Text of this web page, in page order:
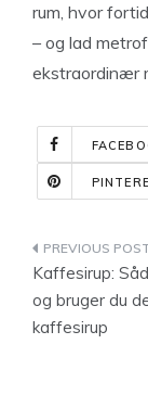
rum, hvor
– og lad
ekstraordinær
Kaffesirup:
og bruger du
kaffesirup